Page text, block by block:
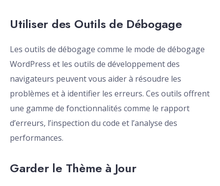
Utiliser des Outils de Débogage
Les outils de débogage comme le mode de débogage
WordPress et les outils de développement des
navigateurs peuvent vous aider à résoudre les
problèmes et à identifier les erreurs. Ces outils offrent
une gamme de fonctionnalités comme le rapport
d’erreurs, l’inspection du code et l’analyse des
performances.
Garder le Thème à Jour